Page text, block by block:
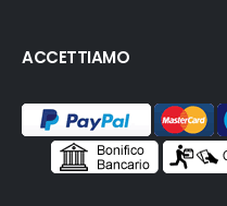
ACCETTIAMO